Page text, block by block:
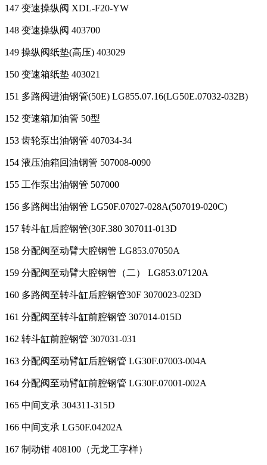
147 变速操纵阀 XDL-F20-YW
148 变速操纵阀 403700
149 操纵阀纸垫(高压) 403029
150 变速箱纸垫 403021
151 多路阀进油钢管(50E) LG855.07.16(LG50E.07032-032B)
152 变速箱加油管 50型
153 齿轮泵出油钢管 407034-34
154 液压油箱回油钢管 507008-0090
155 工作泵出油钢管 507000
156 多路阀出油钢管 LG50F.07027-028A(507019-020C)
157 转斗缸后腔钢管(30F.380 307011-013D
158 分配阀至动臂大腔钢管 LG853.07050A
159 分配阀至动臂大腔钢管（二） LG853.07120A
160 多路阀至转斗缸后腔钢管30F 3070023-023D
161 分配阀至转斗缸前腔钢管 307014-015D
162 转斗缸前腔钢管 307031-031
163 分配阀至动臂缸后腔钢管 LG30F.07003-004A
164 分配阀至动臂缸前腔钢管 LG30F.07001-002A
165 中间支承 304311-315D
166 中间支承 LG50F.04202A
167 制动钳 408100（无龙工字样）